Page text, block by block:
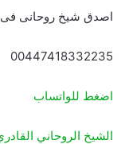
اصدق شيخ روحانى فى
00447418332235
اضغط للواتساب
الشيخ الروحاني